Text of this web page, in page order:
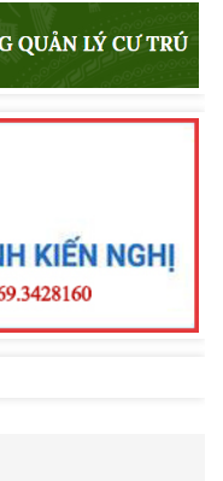
đua thực hiện “Kỷ
thành nhất - Gần dân